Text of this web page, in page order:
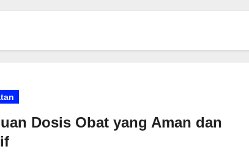
Dosis Obat yang Aman dan